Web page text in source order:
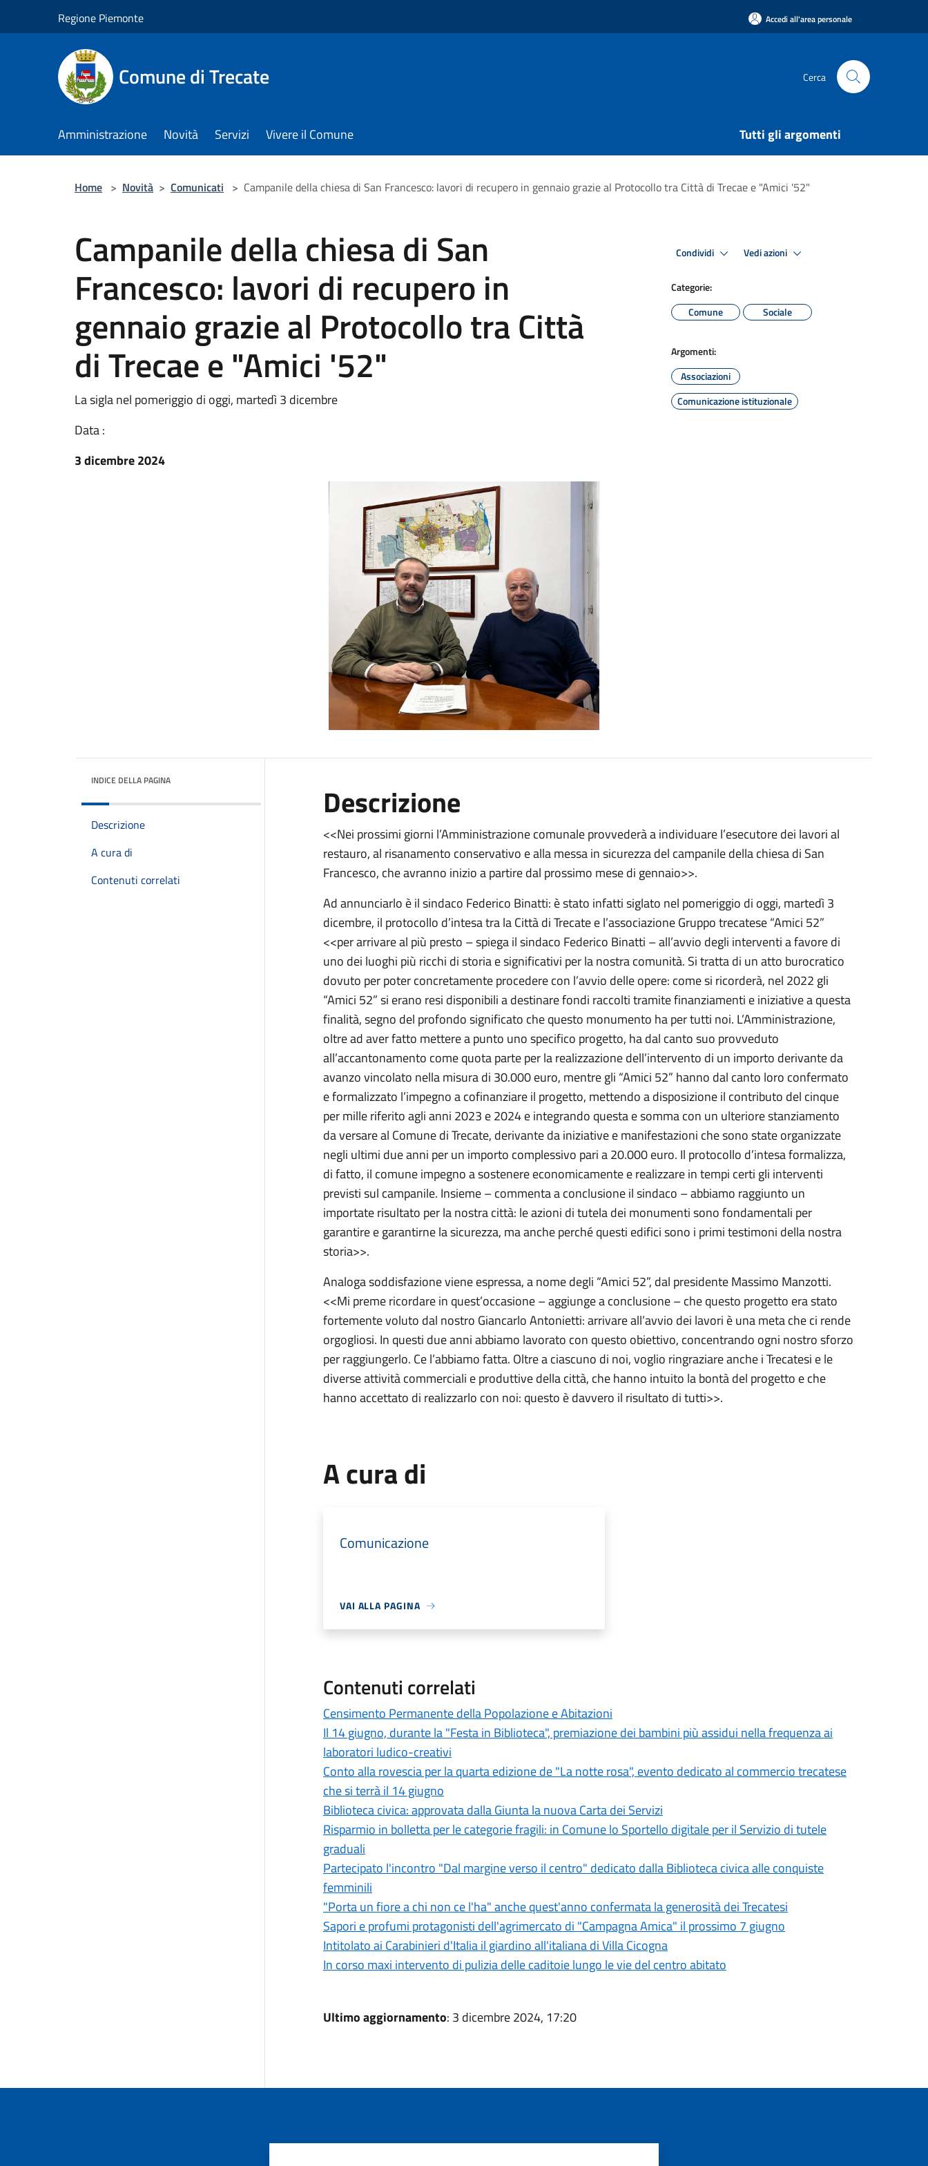
Regione Piemonte Accedi all'area personale
Comune di Trecate Cerca
Amministrazione Novità Servizi Vivere il Comune Tutti gli argomenti
Home > Novità > Comunicati > Campanile della chiesa di San Francesco: lavori di recupero in gennaio grazie al Protocollo tra Città di Trecae e "Amici '52"
Campanile della chiesa di San
Francesco: lavori di recupero in
gennaio grazie al Protocollo tra Città
di Trecae e "Amici '52"
La sigla nel pomeriggio di oggi, martedì 3 dicembre
Data :
3 dicembre 2024
Condividi Vedi azioni
Categorie:
Comune
Sociale
Argomenti:
Associazioni
Comunicazione istituzionale
INDICE DELLA PAGINA
Descrizione
A cura di
Contenuti correlati
Descrizione
<<Nei prossimi giorni l’Amministrazione comunale provvederà a individuare l’esecutore dei lavori al
restauro, al risanamento conservativo e alla messa in sicurezza del campanile della chiesa di San
Francesco, che avranno inizio a partire dal prossimo mese di gennaio>>.
Ad annunciarlo è il sindaco Federico Binatti: è stato infatti siglato nel pomeriggio di oggi, martedì 3
dicembre, il protocollo d’intesa tra la Città di Trecate e l’associazione Gruppo trecatese “Amici 52”
<<per arrivare al più presto – spiega il sindaco Federico Binatti – all’avvio degli interventi a favore di
uno dei luoghi più ricchi di storia e significativi per la nostra comunità. Si tratta di un atto burocratico
dovuto per poter concretamente procedere con l’avvio delle opere: come si ricorderà, nel 2022 gli
“Amici 52” si erano resi disponibili a destinare fondi raccolti tramite finanziamenti e iniziative a questa
finalità, segno del profondo significato che questo monumento ha per tutti noi. L’Amministrazione,
oltre ad aver fatto mettere a punto uno specifico progetto, ha dal canto suo provveduto
all’accantonamento come quota parte per la realizzazione dell’intervento di un importo derivante da
avanzo vincolato nella misura di 30.000 euro, mentre gli “Amici 52” hanno dal canto loro confermato
e formalizzato l’impegno a cofinanziare il progetto, mettendo a disposizione il contributo del cinque
per mille riferito agli anni 2023 e 2024 e integrando questa e somma con un ulteriore stanziamento
da versare al Comune di Trecate, derivante da iniziative e manifestazioni che sono state organizzate
negli ultimi due anni per un importo complessivo pari a 20.000 euro. Il protocollo d’intesa formalizza,
di fatto, il comune impegno a sostenere economicamente e realizzare in tempi certi gli interventi
previsti sul campanile. Insieme – commenta a conclusione il sindaco – abbiamo raggiunto un
importate risultato per la nostra città: le azioni di tutela dei monumenti sono fondamentali per
garantire e garantirne la sicurezza, ma anche perché questi edifici sono i primi testimoni della nostra
storia>>.
Analoga soddisfazione viene espressa, a nome degli “Amici 52”, dal presidente Massimo Manzotti.
<<Mi preme ricordare in quest’occasione – aggiunge a conclusione – che questo progetto era stato
fortemente voluto dal nostro Giancarlo Antonietti: arrivare all’avvio dei lavori è una meta che ci rende
orgogliosi. In questi due anni abbiamo lavorato con questo obiettivo, concentrando ogni nostro sforzo
per raggiungerlo. Ce l’abbiamo fatta. Oltre a ciascuno di noi, voglio ringraziare anche i Trecatesi e le
diverse attività commerciali e produttive della città, che hanno intuito la bontà del progetto e che
hanno accettato di realizzarlo con noi: questo è davvero il risultato di tutti>>.
A cura di
Comunicazione
VAI ALLA PAGINA
Contenuti correlati
Censimento Permanente della Popolazione e Abitazioni
Il 14 giugno, durante la "Festa in Biblioteca", premiazione dei bambini più assidui nella frequenza ai
laboratori ludico-creativi
Conto alla rovescia per la quarta edizione de "La notte rosa", evento dedicato al commercio trecatese
che si terrà il 14 giugno
Biblioteca civica: approvata dalla Giunta la nuova Carta dei Servizi
Risparmio in bolletta per le categorie fragili: in Comune lo Sportello digitale per il Servizio di tutele
graduali
Partecipato l'incontro "Dal margine verso il centro" dedicato dalla Biblioteca civica alle conquiste
femminili
"Porta un fiore a chi non ce l'ha" anche quest'anno confermata la generosità dei Trecatesi
Sapori e profumi protagonisti dell'agrimercato di "Campagna Amica" il prossimo 7 giugno
Intitolato ai Carabinieri d'Italia il giardino all'italiana di Villa Cicogna
In corso maxi intervento di pulizia delle caditoie lungo le vie del centro abitato
Ultimo aggiornamento: 3 dicembre 2024, 17:20